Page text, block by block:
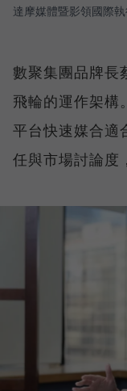
達摩媒體暨影領國際
數聚集團品牌長
飛輪的運作架構
平台快速媒合適
任與市場討論度